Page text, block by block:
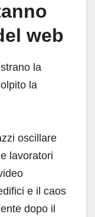
web
la
la
oscillare
lavoratori
e il caos
dopo il